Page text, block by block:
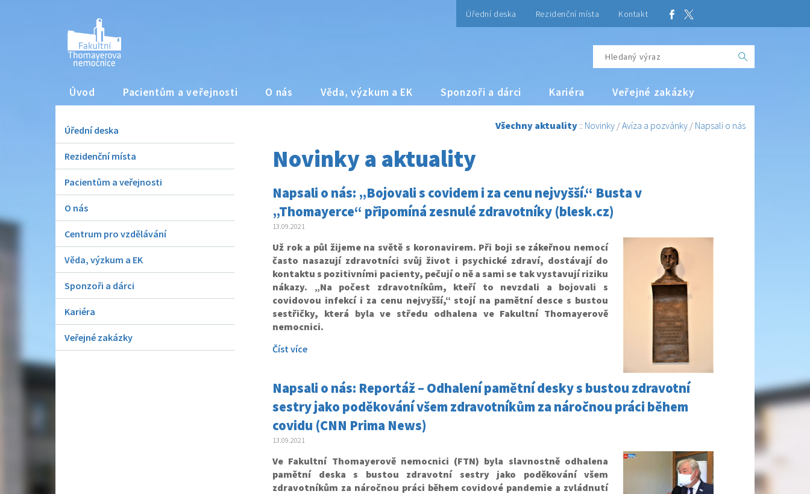
Úřední deska Rezidenční místa Kontakt
Úvod Pacientům a veřejnosti O nás Věda, výzkum a EK Sponzoři a dárci Kariéra Veřejné zakázky
Úřední deska
Rezidenční místa
Pacientům a veřejnosti
O nás
Centrum pro vzdělávání
Věda, výzkum a EK
Sponzoři a dárci
Kariéra
Veřejné zakázky
Všechny aktuality :: Novinky /Avíza a pozvánky / Napsali o nás
Novinky a aktuality
Napsali o nás: „Bojovali s covidem i za cenu nejvyšší.“ Busta v
„Thomayerce“ připomíná zesnulé zdravotníky (blesk.cz)
13.09.2021
Už rok a půl žijeme na světě s koronavirem. Při boji se zákeřnou nemocí
často nasazují zdravotníci svůj život i psychické zdraví, dostávají do
kontaktu s pozitivními pacienty, pečují o ně a sami se tak vystavují riziku
nákazy. „Na počest zdravotníkům, kteří to nevzdali a bojovali s
covidovou infekcí i za cenu nejvyšší,“ stojí na pamětní desce s bustou
sestřičky, která byla ve středu odhalena ve Fakultní Thomayerově
nemocnici.
Číst více
Napsali o nás: Reportáž – Odhalení pamětní desky s bustou zdravotní
sestry jako poděkování všem zdravotníkům za náročnou práci během
covidu (CNN Prima News)
13.09.2021
Ve Fakultní Thomayerově nemocnici (FTN) byla slavnostně odhalena
pamětní deska s bustou zdravotní sestry jako poděkování všem
zdravotníkům za náročnou práci během covidové pandemie a zvládnutí